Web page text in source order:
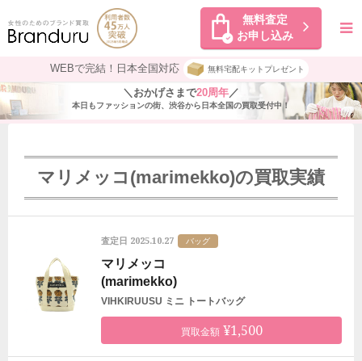
無料査定
お申し込み
WEBで完結！日本全国対応 無料宅配キットプレゼント
＼おかげさまで20周年／
本日もファッションの街、渋谷から日本全国の買取受付中！
マリメッコ(marimekko)の買取実績
査定日 2025.10.27 バッグ
マリメッコ
(marimekko)
VIHKIRUUSU ミニ トートバッグ
買取金額¥1,500